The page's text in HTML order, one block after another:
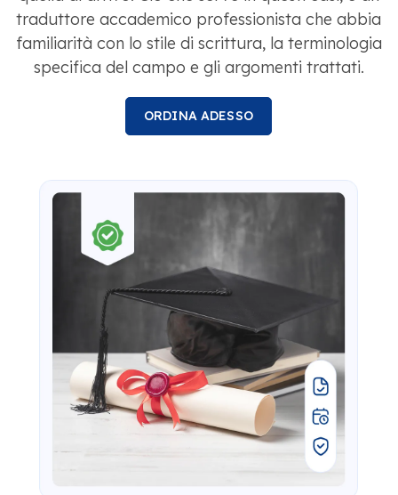
traduttore accademico professionista che abbia
familiarità con lo stile di scrittura, la terminologia
specifica del campo e gli argomenti trattati.
ORDINA ADESSO